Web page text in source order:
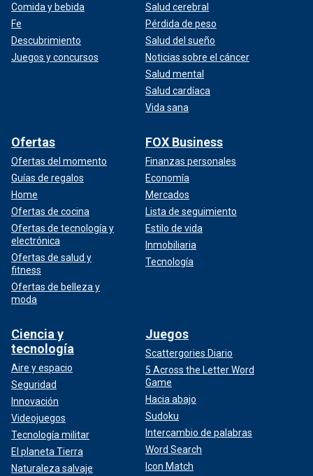
Comida y bebida
Fe
Descubrimiento
Juegos y concursos
Salud cerebral
Pérdida de peso
Salud del sueño
Noticias sobre el cáncer
Salud mental
Salud cardíaca
Vida sana
Ofertas
Ofertas del momento
Guías de regalos
Home
Ofertas de cocina
Ofertas de tecnología y
electrónica
Ofertas de salud y
fitness
Ofertas de belleza y
moda
FOX Business
Finanzas personales
Economía
Mercados
Lista de seguimiento
Estilo de vida
Inmobiliaria
Tecnología
Ciencia y
tecnología
Aire y espacio
Seguridad
Innovación
Videojuegos
Tecnología militar
El planeta Tierra
Naturaleza salvaje
Juegos
Scattergories Diario
5 Across the Letter Word
Game
Hacia abajo
Sudoku
Intercambio de palabras
Word Search
Icon Match